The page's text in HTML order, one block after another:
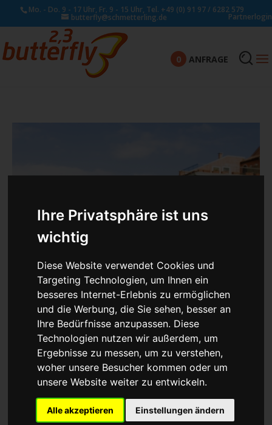
Ihre Privatsphäre ist uns
wichtig
Diese Website verwendet Cookies und
Targeting Technologien, um Ihnen ein
besseres Internet-Erlebnis zu ermöglichen
und die Werbung, die Sie sehen, besser an
Ihre Bedürfnisse anzupassen. Diese
Technologien nutzen wir außerdem, um
Ergebnisse zu messen, um zu verstehen,
woher unsere Besucher kommen oder um
unsere Website weiter zu entwickeln.
Alle akzeptieren Einstellungen ändern
Mo. - Do. 9 - 17 Uhr, Fr. 9 - 15 Uhr, Tel. +49 (0) 91 97 / 6282 579
butterfly@schmetterling.de Partnerlogin
0 ANFRAGE